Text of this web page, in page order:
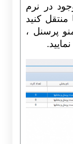
در نرم
منتقل کنید
پرسنل ،